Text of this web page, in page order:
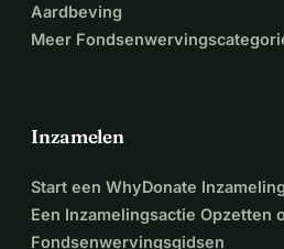
Aardbeving
Meer
Inzamelen
Start een WhyDonate
Een Inzamelingsactie Opzetten
Fondsenwervingsgidsen